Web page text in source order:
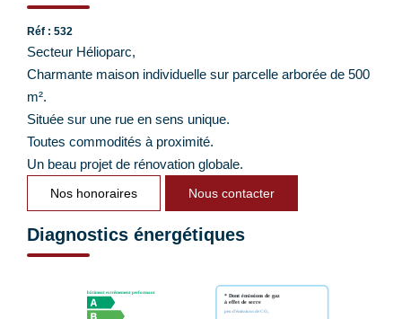
Réf : 532
Secteur Hélioparc,
Charmante maison individuelle sur parcelle arborée de 500
m².
Située sur une rue en sens unique.
Toutes commodités à proximité.
Un beau projet de rénovation globale.
Nos honoraires Nous contacter
Diagnostics énergétiques